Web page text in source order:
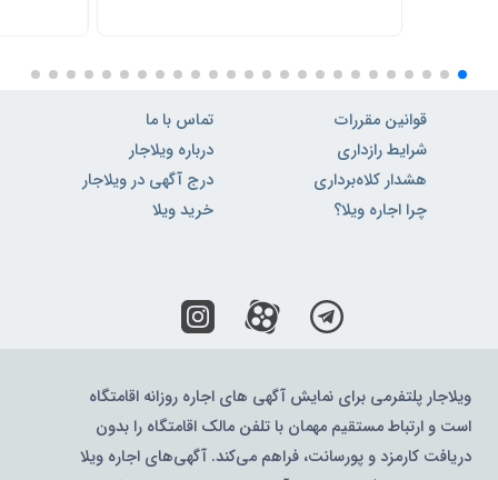
قوانین مقررات
شرایط رازداری
هشدار کلاه‌برداری
چرا اجاره ویلا؟
تماس با ما
درباره ویلاجار
درج آگهی در ویلاجار
خرید ویلا
ویلاجار پلتفرمی برای نمایش آگهی های اجاره روزانه اقامتگاه
است و ارتباط مستقیم مهمان با تلفن مالک اقامتگاه را بدون
دریافت کارمزد و پورسانت، فراهم می‌کند. آگهی‌های اجاره ویلا